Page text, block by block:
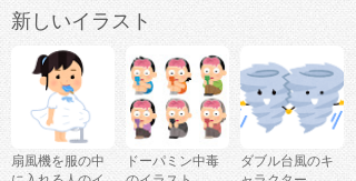
新しいイラスト
扇風機を服の中
ドーパミン中毒
ダブル台風のキ